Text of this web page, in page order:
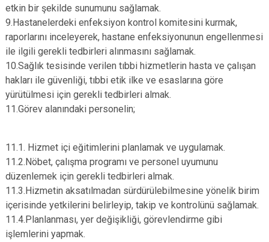
etkin bir şekilde sunumunu sağlamak.
9.Hastanelerdeki enfeksiyon kontrol komitesini kurmak,
raporlarını inceleyerek, hastane enfeksiyonunun engellenmesi
ile ilgili gerekli tedbirleri alınmasını sağlamak.
10.Sağlık tesisinde verilen tıbbi hizmetlerin hasta ve çalışan
hakları ile güvenliği, tıbbi etik ilke ve esaslarına göre
yürütülmesi için gerekli tedbirleri almak.
11.Görev alanındaki personelin;
11.1. Hizmet içi eğitimlerini planlamak ve uygulamak.
11.2.Nöbet, çalışma programı ve personel uyumunu
düzenlemek için gerekli tedbirleri almak.
11.3.Hizmetin aksatılmadan sürdürülebilmesine yönelik birim
içerisinde yetkilerini belirleyip, takip ve kontrolünü sağlamak.
11.4.Planlanması, yer değişikliği, görevlendirme gibi
işlemlerini yapmak.